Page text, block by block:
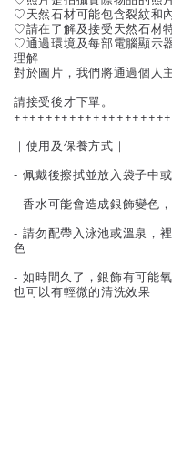
♡天然石材可能包含裂紋和內
♡請在了解及接受天然石材
♡通過環境及每部電腦顯示
理解
對於圖片，我們將通過個人
請接受後才下單。
｜使用及保養方式｜
- 佩戴後擦拭並放入袋子中
- 香水可能會造成銀飾變色
- 請勿配帶入泳池或溫泉，
色
- 如時間久了，銀飾有可能
也可以有輕微的清洗效果